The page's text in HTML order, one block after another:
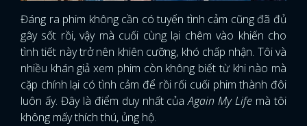
Đáng ra phim không cần có tuyến tình cảm cũng đã đủ
gây sốt rồi, vậy mà cuối cùng lại chêm vào khiến cho
tình tiết này trở nên khiên cưỡng, khó chấp nhận. Tôi và
nhiều khán giả xem phim còn không biết từ khi nào mà
cặp chính lại có tình cảm để rồi rối cuối phim thành đôi
luôn ấy. Đây là điểm duy nhất củaAgain My Life mà tôi
không mấy thích thú, ủng hộ.